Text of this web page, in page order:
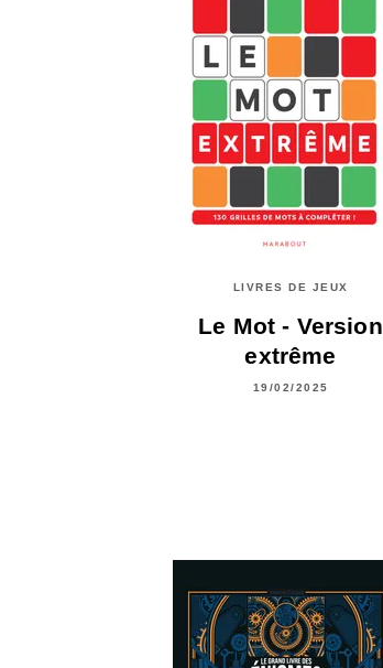
LIVRES DE JEUX
Le Mot - Version
extrême
19/02/2025